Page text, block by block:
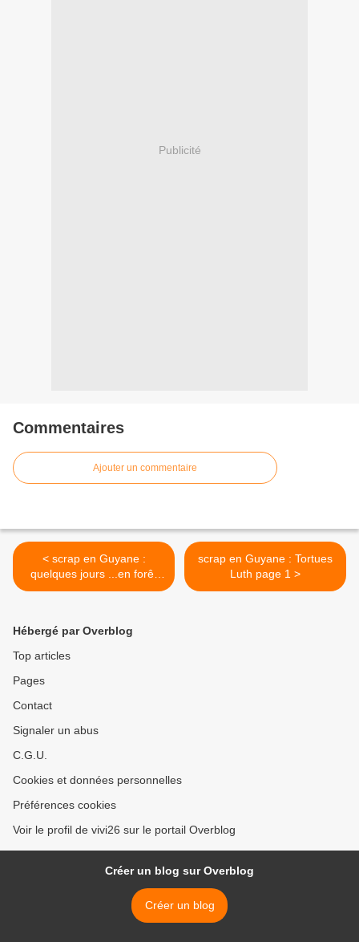
Publicité
Commentaires
Ajouter un commentaire
< scrap en Guyane :
quelques jours ...en forêt
équatoriale.
scrap en Guyane : Tortues
Luth page 1 >
Hébergé par Overblog
Top articles
Pages
Contact
Signaler un abus
C.G.U.
Cookies et données personnelles
Préférences cookies
Voir le profil de vivi26 sur le portail Overblog
Créer un blog sur Overblog
Créer un blog